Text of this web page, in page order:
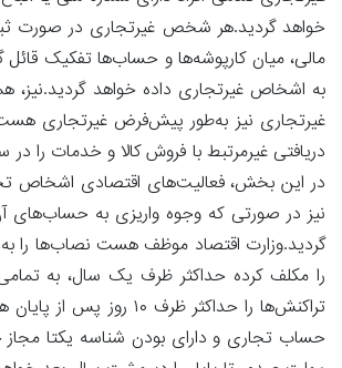
خواهد گردید.هر شخص غیرتجاری در صورت
مالی، میان کارپوشه‌ها و حساب‌ها تفکیک
به اشخاص غیرتجاری داده خواهد
در این بخش، فعالیت‌های اقتصادی اشخاص
گردید.وزارت اقتصاد موظف هست نصاب‌ها را
را مکلف کرده حداکثر ظرف یک سال، به
تراکنش‌ها را حداکثر
حساب تجاری و دارای بودن شناسه یکتا مجاز